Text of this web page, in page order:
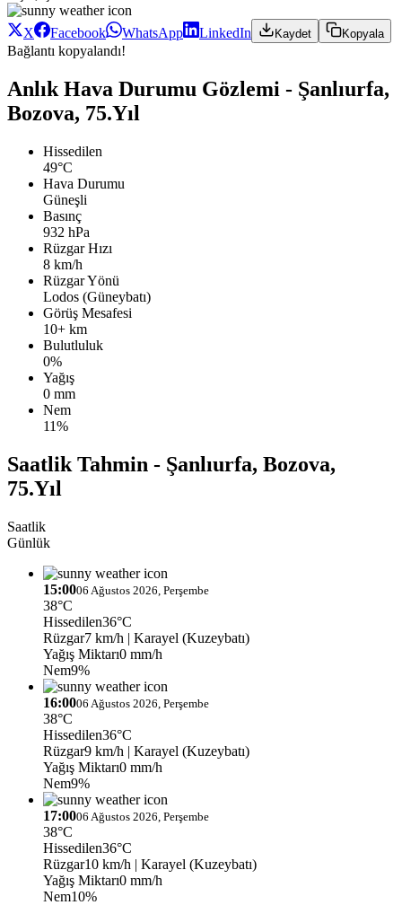
X Facebook WhatsApp LinkedIn Kaydet Kopyala
Bağlantı kopyalandı!
Anlık Hava Durumu Gözlemi - Şanlıurfa,
Bozova, 75.Yıl
Hissedilen
49°C
Hava Durumu
Güneşli
Basınç
932 hPa
Rüzgar Hızı
8 km/h
Rüzgar Yönü
Lodos (Güneybatı)
Görüş Mesafesi
10+ km
Bulutluluk
0%
Yağış
0 mm
Nem
11%
Saatlik Tahmin - Şanlıurfa, Bozova,
75.Yıl
Saatlik
Günlük
15:0006 Ağustos 2026, Perşembe
38°C
Hissedilen36°C
Rüzgar7 km/h | Karayel (Kuzeybatı)
Yağış Miktarı0 mm/h
Nem9%
16:0006 Ağustos 2026, Perşembe
38°C
Hissedilen36°C
Rüzgar9 km/h | Karayel (Kuzeybatı)
Yağış Miktarı0 mm/h
Nem9%
17:0006 Ağustos 2026, Perşembe
38°C
Hissedilen36°C
Rüzgar10 km/h | Karayel (Kuzeybatı)
Yağış Miktarı0 mm/h
Nem10%